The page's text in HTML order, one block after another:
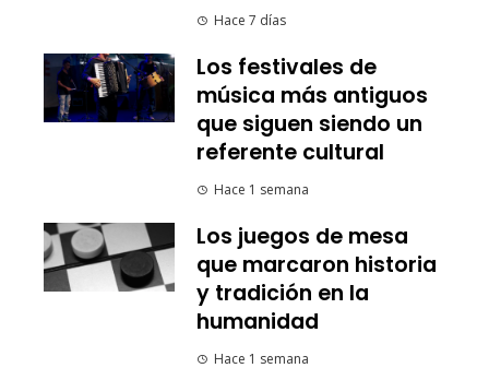
Hace 7 días
Los festivales de
música más antiguos
que siguen siendo un
referente cultural
Hace 1 semana
Los juegos de mesa
que marcaron historia
y tradición en la
humanidad
Hace 1 semana